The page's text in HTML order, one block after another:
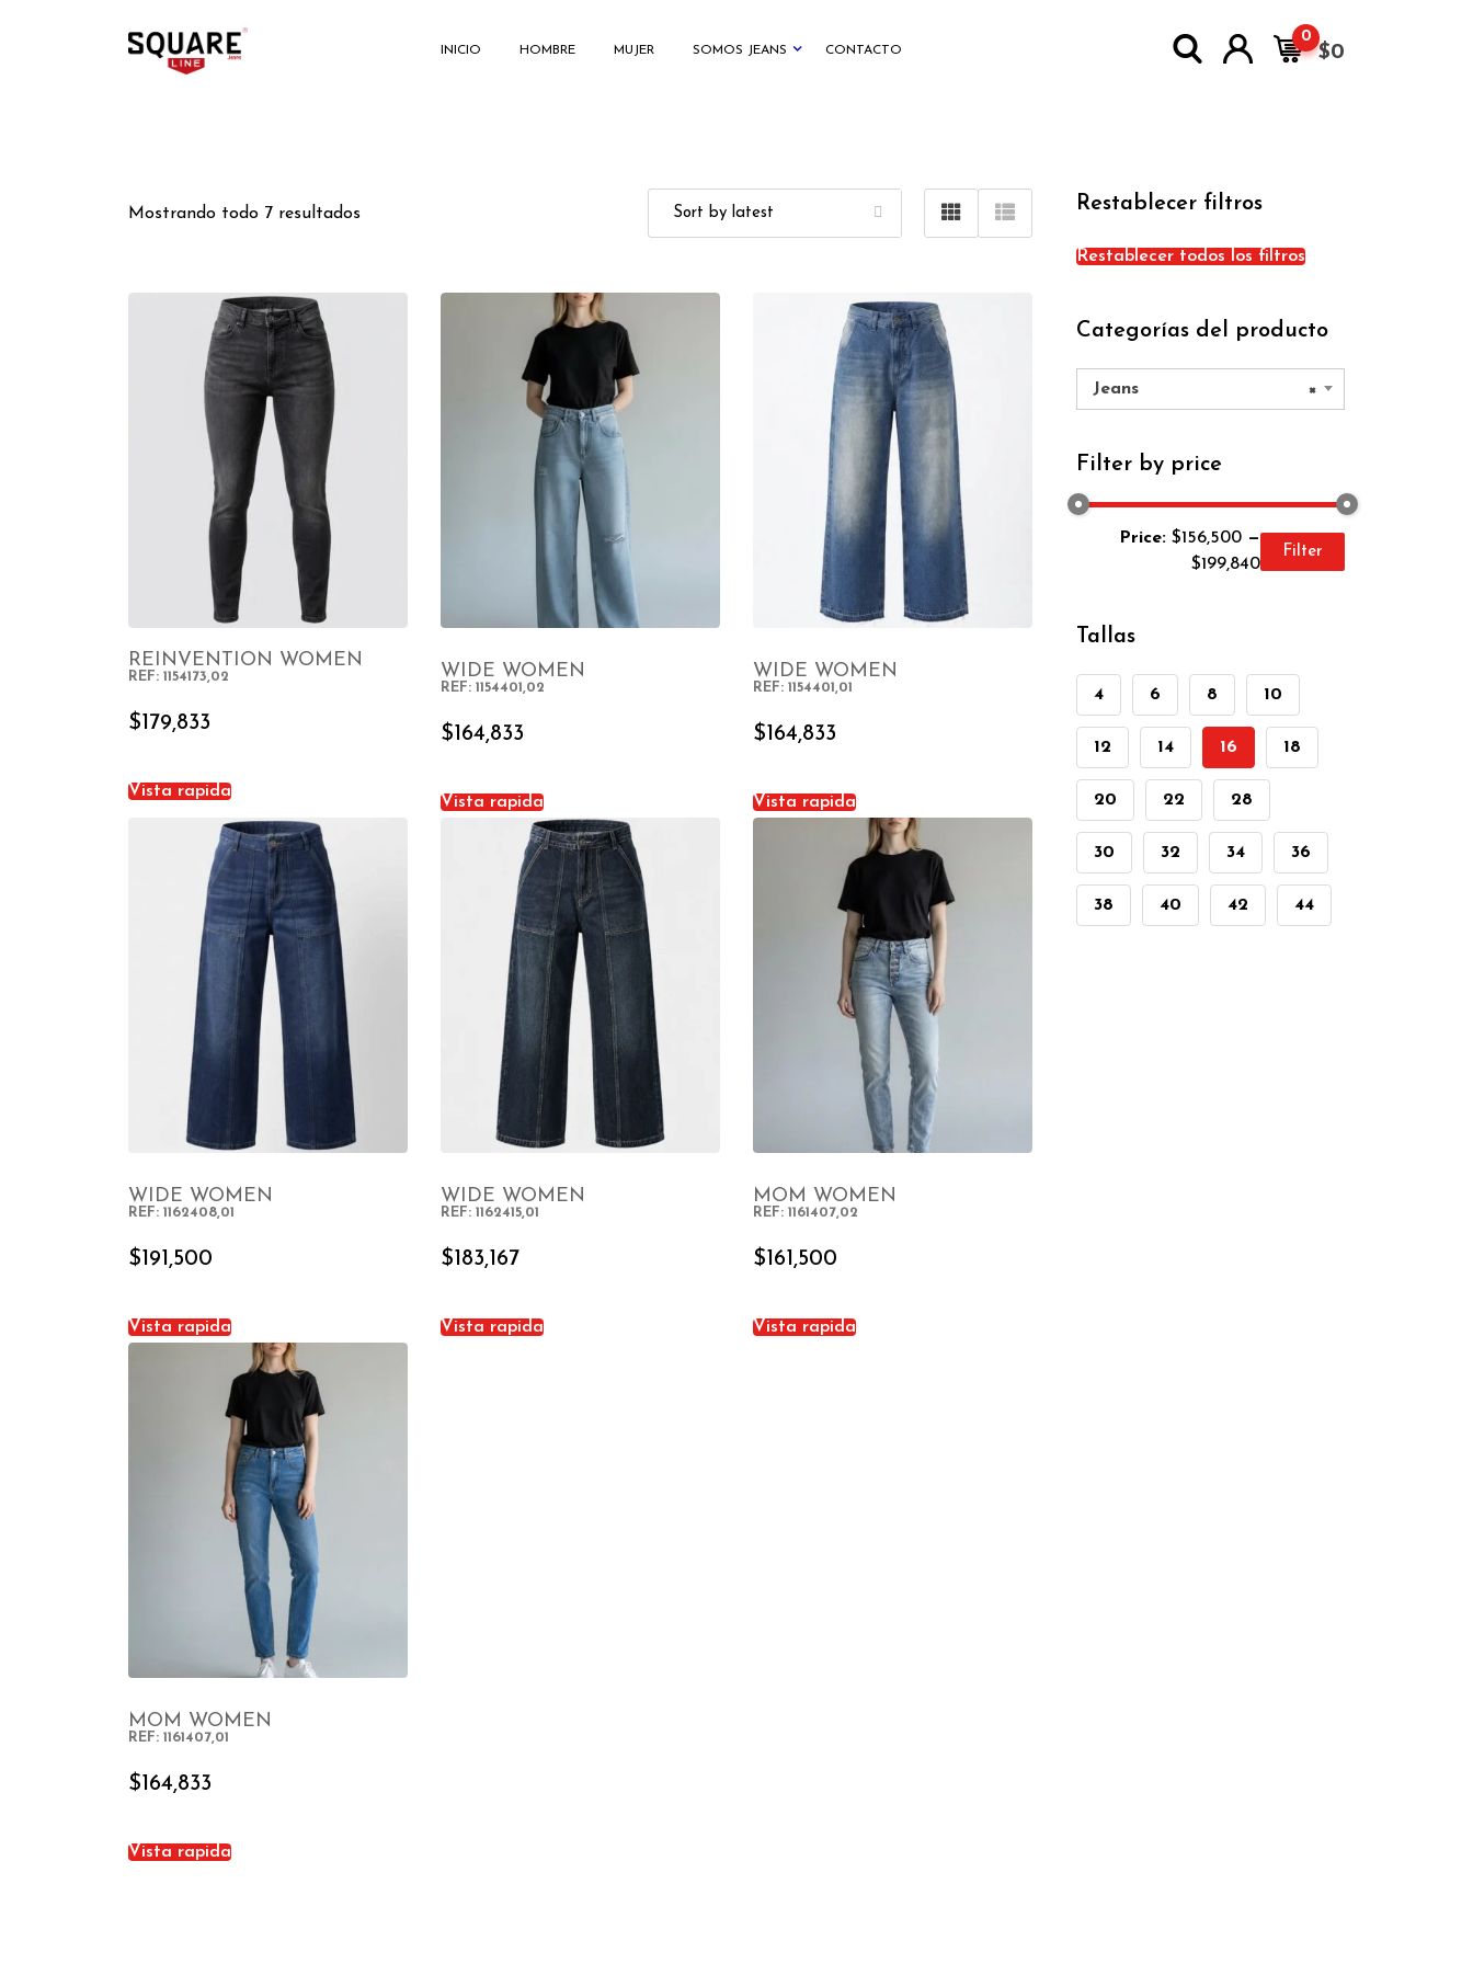
INICIO HOMBRE MUJER SOMOS JEANS CONTACTO $0
0
Mostrando todo 7 resultados
SELECT OPTIONS
REINVENTION WOMEN
REF: 1154173,02
$179,833
Vista rapida
SELECT OPTIONS
WIDE WOMEN
REF: 1154401,02
$ 164,833
Vista rapida
SELECT OPTIONS
WIDE WOMEN
REF: 1154401,01
$ 164,833
Vista rapida
SELECT OPTIONS
WIDE WOMEN
REF: 1162408,01
$ 191,500
Vista rapida
SELECT OPTIONS
WIDE WOMEN
REF: 1162415,01
$ 183,167
Vista rapida
SELECT OPTIONS
MOM WOMEN
REF: 1161407,02
$ 161,500
Vista rapida
SELECT OPTIONS
MOM WOMEN
REF: 1161407,01
$ 164,833
Vista rapida
Restablecer filtros
Restablecer todos los filtros
Categorías del producto
×
Jeans
Filter by price
Filter
Price: $156,500 —
$199,840
Tallas
4 6 8 10
12 14 16 18
20 22 28
30 32 34 36
38 40 42 44